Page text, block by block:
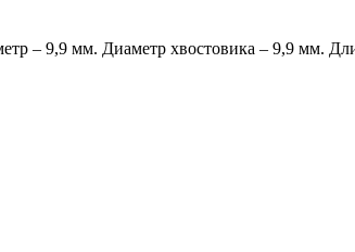
– 9,9 мм. Диаметр хвостовика – 9,9 мм.